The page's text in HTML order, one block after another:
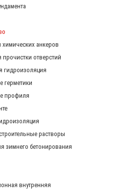
анкеров
отверстий
гидроизоляция
герметики
профиля
растворы
зимнего бетонирования
внутренняя